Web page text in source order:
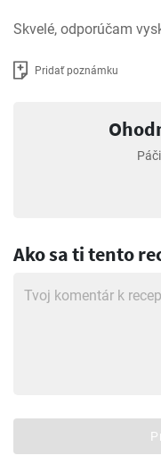
Skvelé, odporúčam
Pridať poznámku
Ako sa ti tento